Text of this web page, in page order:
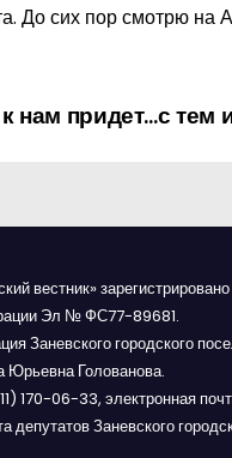
До сих пор смотрю на
нам придет…с тем
вестник»
Эл № ФС77-89681.
Заневского городского
Юрьевна Голованова.
170-06-33, электронная
депутатов Заневского